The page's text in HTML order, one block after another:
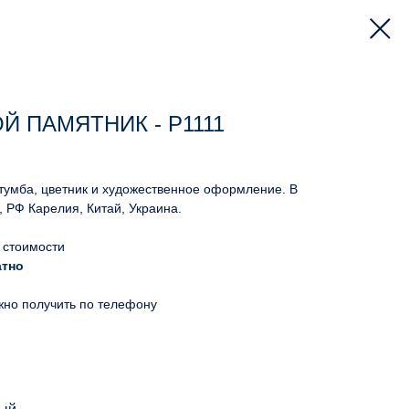
ПАМЯТНИК - Р1111
цветник и художественное оформление. В
Карелия, Китай, Украина.
получить по телефону